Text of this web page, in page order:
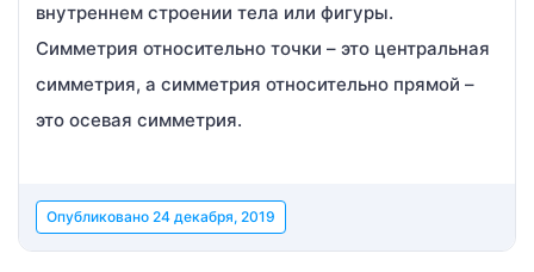
внутреннем строении тела или фигуры.
Симметрия относительно точки – это центральная
симметрия, а симметрия относительно прямой –
это осевая симметрия.
Опубликовано 24 декабря, 2019